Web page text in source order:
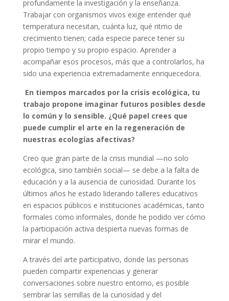
profundamente la investigación y la enseñanza.
Trabajar con organismos vivos exige entender qué
temperatura necesitan, cuánta luz, qué ritmo de
crecimiento tienen; cada especie parece tener su
propio tiempo y su propio espacio. Aprender a
acompañar esos procesos, más que a controlarlos, ha
sido una experiencia extremadamente enriquecedora.
En tiempos marcados por la crisis ecológica, tu
trabajo propone imaginar futuros posibles desde
lo común y lo sensible. ¿Qué papel crees que
puede cumplir el arte en la regeneración de
nuestras ecologías afectivas?
Creo que gran parte de la crisis mundial —no solo
ecológica, sino también social— se debe a la falta de
educación y a la ausencia de curiosidad. Durante los
últimos años he estado liderando talleres educativos
en espacios públicos e instituciones académicas, tanto
formales como informales, donde he podido ver cómo
la participación activa despierta nuevas formas de
mirar el mundo.
A través del arte participativo, donde las personas
pueden compartir experiencias y generar
conversaciones sobre nuestro entorno, es posible
sembrar las semillas de la curiosidad y del